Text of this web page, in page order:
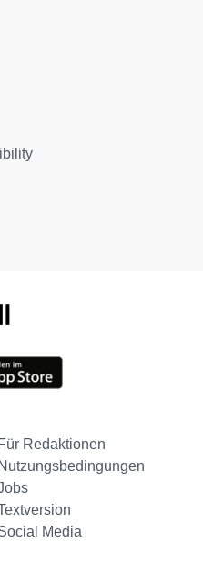
Für Redaktionen
Nutzungsbedingungen
Media